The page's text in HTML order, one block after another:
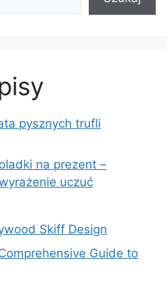
pysznych trufli
na prezent –
uczuć
Skiff Design
Guide to